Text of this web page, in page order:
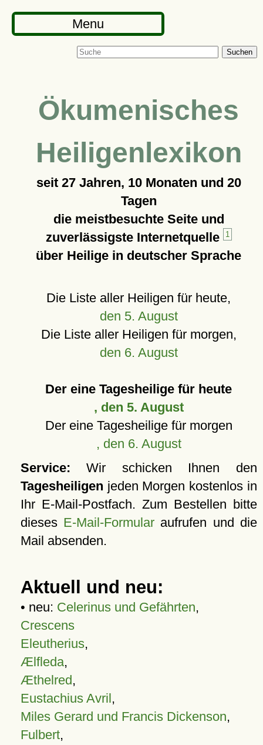
Menu
Suchen
Ökumenisches
Heiligenlexikon
seit 27 Jahren, 10 Monaten und 20
Tagen
die meistbesuchte Seite und
zuverlässigste Internetquelle
1
über Heilige in deutscher Sprache
Die Liste aller Heiligen für heute,
den 5. August
Die Liste aller Heiligen für morgen,
den 6. August
Der eine Tagesheilige für heute
, den 5. August
Der eine Tagesheilige für morgen
, den 6. August
Service: Wir schicken Ihnen den
Tagesheiligen jeden Morgen kostenlos in
Ihr E-Mail-Postfach. Zum Bestellen bitte
dieses E-Mail-Formular aufrufen und die
Mail absenden.
Aktuell und neu:
• neu: Celerinus und Gefährten,
Crescens
Eleutherius,
Ælfleda,
Æthelred,
Eustachius Avril,
Miles Gerard und Francis Dickenson,
Fulbert,